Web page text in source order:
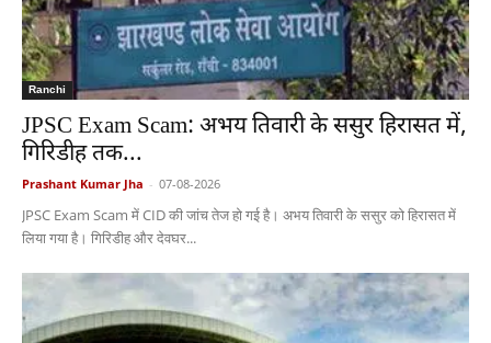
Ranchi
JPSC Exam Scam: अभय तिवारी के ससुर हिरासत में,
गिरिडीह तक...
Prashant Kumar Jha - 07-08-2026
JPSC Exam Scam में CID की जांच तेज हो गई है। अभय तिवारी के ससुर को हिरासत में
लिया गया है। गिरिडीह और देवघर...